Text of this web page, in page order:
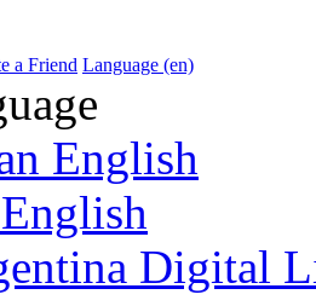
a Friend Language (en)
English
Digital